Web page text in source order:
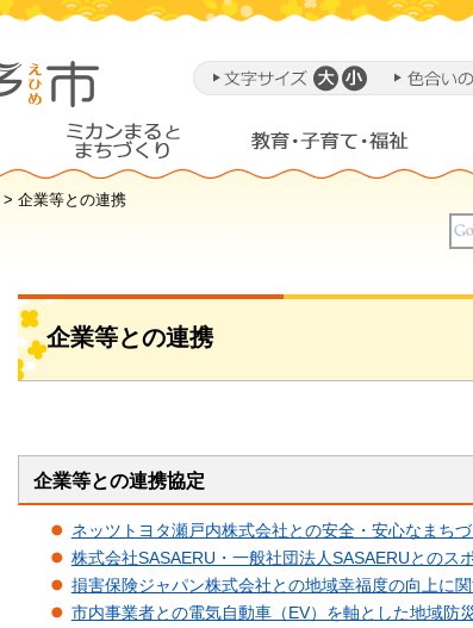
> 企業等との連携
企業等との連携
企業等との連携協定
ネッツトヨタ瀬戸内株式会社との安全・安心なまち
株式会社SASAERU・一般社団法人SASAERUとのス
損害保険ジャパン株式会社との地域幸福度の向上に
市内事業者との電気自動車（EV）を軸とした地域防